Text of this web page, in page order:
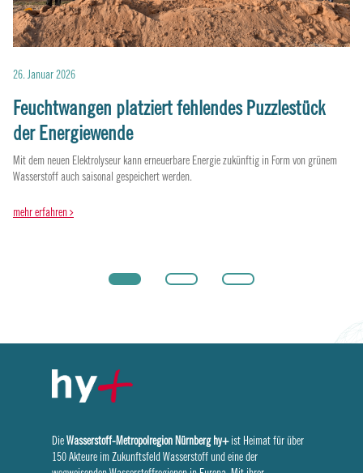
26. Januar 2026
Feuchtwangen platziert fehlendes Puzzlestück
der Energiewende
Mit dem neuen Elektrolyseur kann erneuerbare Energie zukünftig in Form von grünem
Wasserstoff auch saisonal gespeichert werden.
mehr erfahren
DieWasserstoff-Metropolregion Nürnberg hy+ist Heimat für über
150 Akteure im Zukunftsfeld Wasserstoff und eine der